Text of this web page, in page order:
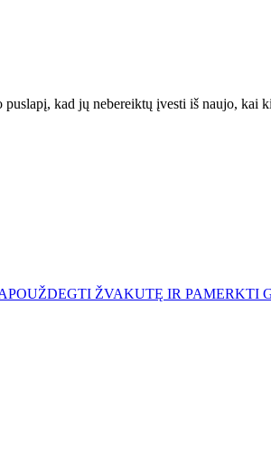
kad jų nebereiktų įvesti iš naujo, kai
UŽDEGTI ŽVAKUTĘ IR PAMERKTI